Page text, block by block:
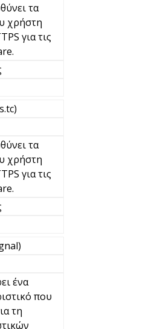
τα
χρήστη
για τις
τα
χρήστη
για τις
ένα
που
τη